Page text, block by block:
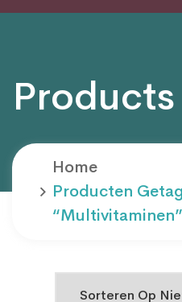
Products
Home
Producten
“multivitaminen”